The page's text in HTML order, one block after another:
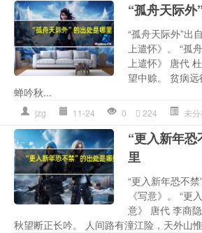
“孤舟天际
“孤舟天际外”出
上遣怀》。 “孤
上遣怀》 唐代
望中赊。 贫病远
蝉吟秋...
jzg 11-24 0 224 未
“更入新年
里
“更入新年恐不
《写意》。 “更
意》 唐代 李商
秋望断正长吟。 人间路有潼江险，天外山